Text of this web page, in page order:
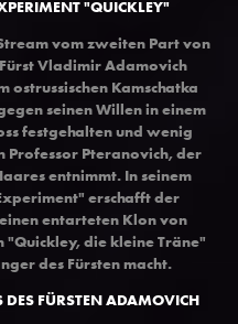
"QUICKLEY"
vom zweiten Part von
Vladimir Adamovich
ostrussischen Kamschatka
seinen Willen in einem
festgehalten und wenig
Professor Pteranovich, der
entnimmt. In seinem
erschafft der
entarteten Klon von
"Quickley, die kleine Träne"
des Fürsten macht.
DES FÜRSTEN ADAMOVICH